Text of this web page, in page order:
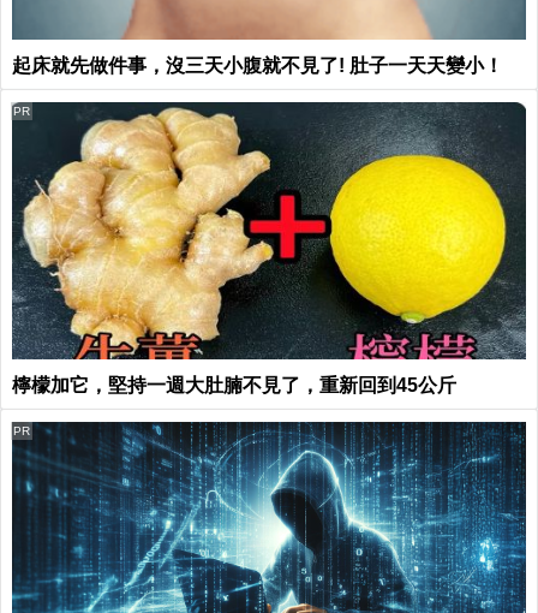
起床就先做件事，沒三天小腹就不見了! 肚子一天天變小！
檸檬加它，堅持一週大肚腩不見了，重新回到45公斤
PR
PR